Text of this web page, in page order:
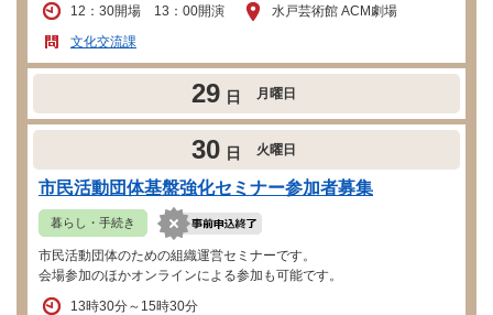
12：30開場 13：00開演
水戸芸術館 ACM劇場
文化交流課
29 日 月曜日
30 日 火曜日
市民活動団体基盤強化セミナー参加者募集
暮らし・手続き
市民活動団体のための組織運営セミナーです。
会場参加のほかオンラインによる参加も可能です。
13時30分～15時30分